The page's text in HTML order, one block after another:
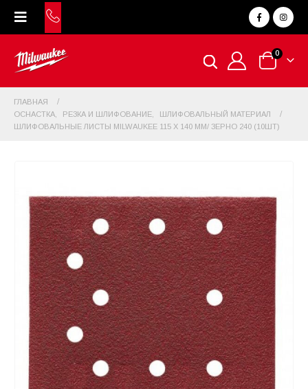
0
ГЛАВНАЯ
ОСНАСТКА
РЕЗКА И ШЛИФОВАНИЕ
ШЛИФОВАЛЬНЫЙ МАТЕРИАЛ
ШЛИФОВАЛЬНЫЕ ЛИСТЫ MILWAUKEE 115 X 140 ММ/ ЗЕРНО 240 (10ШТ)